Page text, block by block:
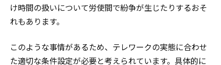
け時間の扱いについて労使間で紛争が生じたりするおそ
れもあります。
このような事情があるため、テレワークの実態に合わせ
た適切な条件設定が必要と考えられています。具体的に